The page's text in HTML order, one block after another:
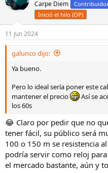
Carpe Diem
Inició el hilo (OP)
11 Jun 2024
galunco dijo:
Ya bueno.
Pero lo ideal sería poner este
mantener el precio
Así se
los 60s
😂 Claro por pedir que no
tener fácil, su público será
100 o 150 m se resistencia
podría servir como reloj
el mercado bastante, aún y